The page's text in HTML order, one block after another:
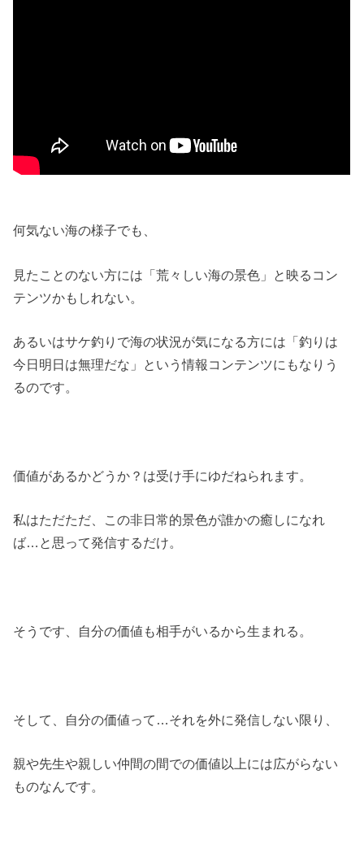
何気ない海の様子でも、
見たことのない方には「荒々しい海の景色」と映るコン
テンツかもしれない。
あるいはサケ釣りで海の状況が気になる方には「釣りは
今日明日は無理だな」という情報コンテンツにもなりう
るのです。
価値があるかどうか？は受け手にゆだねられます。
私はただただ、この非日常的景色が誰かの癒しになれ
ば…と思って発信するだけ。
そうです、自分の価値も相手がいるから生まれる。
そして、自分の価値って…それを外に発信しない限り、
親や先生や親しい仲間の間での価値以上には広がらない
ものなんです。